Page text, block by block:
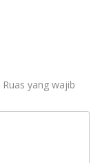
Ruas yang wajib